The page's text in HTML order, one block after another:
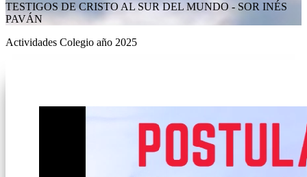
TESTIGOS DE CRISTO AL SUR DEL MUNDO - SOR INÉS
PAVÁN
Actividades Colegio año 2025